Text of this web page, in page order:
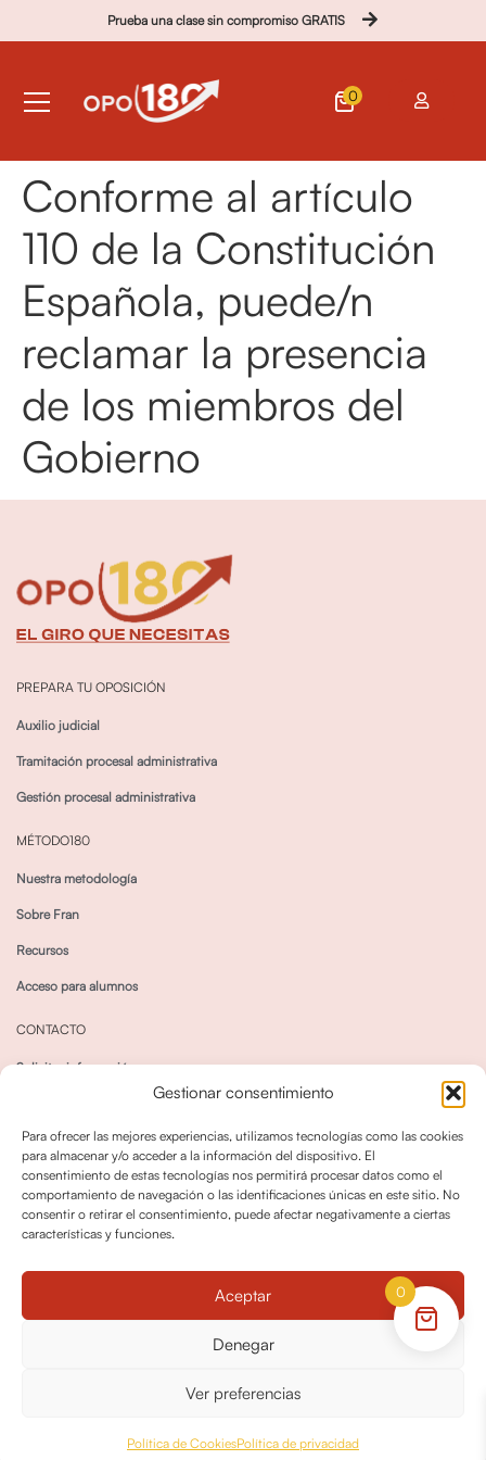
Gestionar consentimiento
Para ofrecer las mejores experiencias, utilizamos tecnologías como las cookies
para almacenar y/o acceder a la información del dispositivo. El
consentimiento de estas tecnologías nos permitirá procesar datos como el
comportamiento de navegación o las identificaciones únicas en este sitio. No
consentir o retirar el consentimiento, puede afectar negativamente a ciertas
características y funciones.
Aceptar
Denegar
Ver preferencias
Política de CookiesPolítica de privacidad
Prueba una clase sin compromiso GRATIS
0
Conforme al artículo
110 de la Constitución
Española, puede/n
reclamar la presencia
de los miembros del
Gobierno
PREPARA TU OPOSICIÓN
Auxilio judicial
Tramitación procesal administrativa
Gestión procesal administrativa
MÉTODO180
Nuestra metodología
Sobre Fran
Recursos
Acceso para alumnos
CONTACTO
Solicitar información
Política de cookies
Política dedevoluciones y cancelaciones
© OPO180 2026 Todos los derechos reservados
0